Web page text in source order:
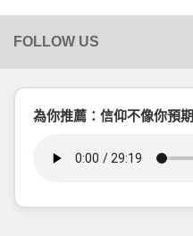
為你推薦：信仰不像你預期